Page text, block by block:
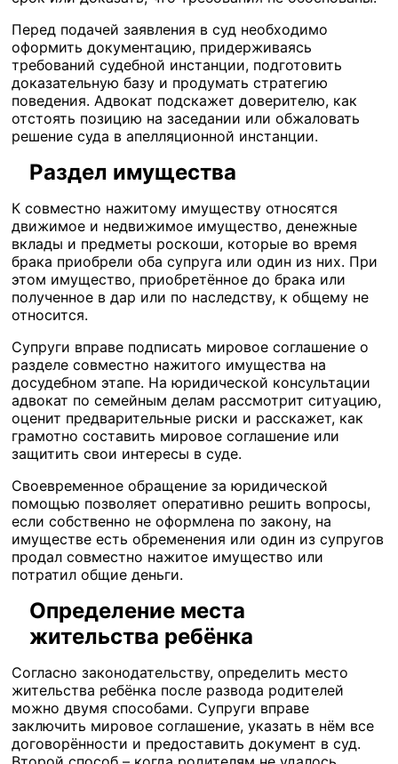
Перед подачей заявления в суд необходимо
оформить документацию, придерживаясь
требований судебной инстанции, подготовить
доказательную базу и продумать стратегию
поведения. Адвокат подскажет доверителю, как
отстоять позицию на заседании или обжаловать
решение суда в апелляционной инстанции.
Раздел имущества
К совместно нажитому имуществу относятся
движимое и недвижимое имущество, денежные
вклады и предметы роскоши, которые во время
брака приобрели оба супруга или один из них. При
этом имущество, приобретённое до брака или
полученное в дар или по наследству, к общему не
относится.
Супруги вправе подписать мировое соглашение о
разделе совместно нажитого имущества на
досудебном этапе. На юридической консультации
адвокат по семейным делам рассмотрит ситуацию,
оценит предварительные риски и расскажет, как
грамотно составить мировое соглашение или
защитить свои интересы в суде.
Своевременное обращение за юридической
помощью позволяет оперативно решить вопросы,
если собственно не оформлена по закону, на
имуществе есть обременения или один из супругов
продал совместно нажитое имущество или
потратил общие деньги.
Определение места
жительства ребёнка
Согласно законодательству, определить место
жительства ребёнка после развода родителей
можно двумя способами. Супруги вправе
заключить мировое соглашение, указать в нём все
договорённости и предоставить документ в суд.